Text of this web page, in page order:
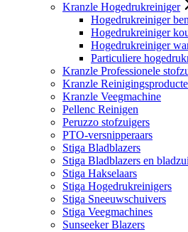
Kranzle Hogedrukreiniger
Hogedrukreiniger
Hogedrukreiniger
Hogedrukreiniger
Particuliere
Kranzle Professionele
Kranzle
Kranzle Veegmachine
Pellenc Reinigen
Peruzzo stofzuigers
PTO-versnipperaars
Stiga Bladblazers
Stiga Bladblazers en
Stiga Hakselaars
Stiga Hogedrukreinigers
Stiga Sneeuwschuivers
Stiga Veegmachines
Sunseeker Blazers